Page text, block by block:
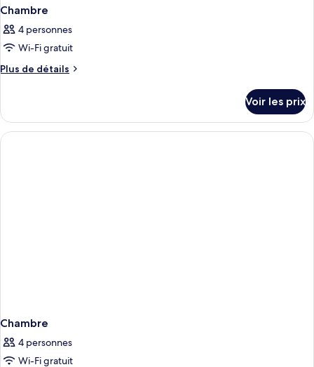
Chambre
4 personnes
Wi-Fi gratuit
Plus de détails
Plus
le
type
de
Voir les prix
Chambre
4 personnes
Wi-Fi gratuit